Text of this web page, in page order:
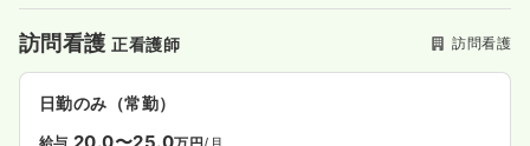
訪問看護正看護師 訪問看護
日勤のみ（常勤）
給与